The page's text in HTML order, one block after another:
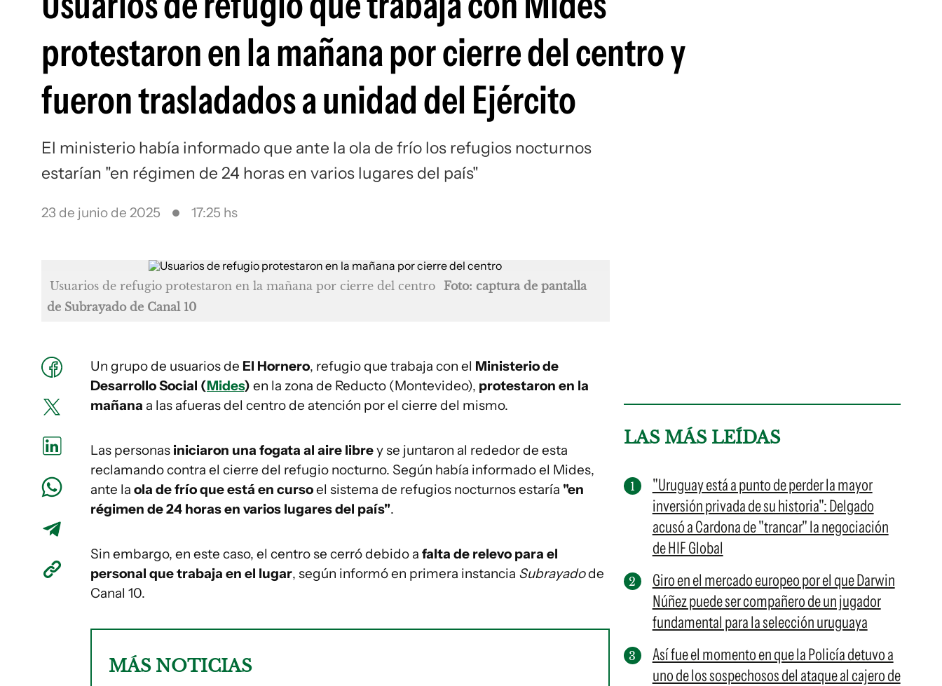
protestaron en la mañana por cierre del centro y
fueron trasladados a unidad del Ejército
El ministerio había informado que ante la ola de frío los refugios nocturnos
estarían "en régimen de 24 horas en varios lugares del país"
23 de junio de 2025 17:25 hs
Usuarios de refugio protestaron en la mañana por cierre del centro Foto: captura de pantalla
de Subrayado de Canal 10
Un grupo de usuarios de El Hornero, refugio que trabaja con el Ministerio de
Desarrollo Social (Mides) en la zona de Reducto (Montevideo), protestaron en la
mañana a las afueras del centro de atención por el cierre del mismo.
Las personas iniciaron una fogata al aire librey se juntaron al rededor de esta
reclamando contra el cierre del refugio nocturno. Según había informado el Mides,
ante la ola de frío que está en cursoel sistema de refugios nocturnos estaría "en
régimen de 24 horas en varios lugares del país".
Sin embargo, en este caso, el centro se cerró debido a falta de relevo para el
personal que trabaja en el lugar, según informó en primera instancia Subrayadode
Canal 10.
MÁS NOTICIAS
LAS MÁS LEÍDAS
"Uruguay está a punto de perder la mayor
inversión privada de su historia": Delgado
acusó a Cardona de "trancar" la negociación
de HIF Global
Giro en el mercado europeo por el que Darwin
Núñez puede ser compañero de un jugador
fundamental para la selección uruguaya
Así fue el momento en que la Policía detuvo a
uno de los sospechosos del ataque al cajero de